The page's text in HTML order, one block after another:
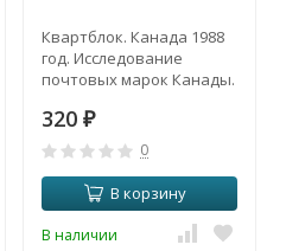
Квартблок. Канада 1988
год. Исследование
почтовых марок Канады.
320 ₽
0
В корзину
В наличии